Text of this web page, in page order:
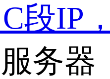
段IP
务器